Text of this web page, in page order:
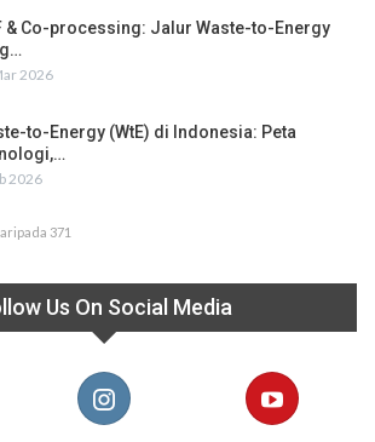
& Co-processing: Jalur Waste-to-Energy
2026
to-Energy (WtE) di Indonesia: Peta
2026
371
Us On Social Media